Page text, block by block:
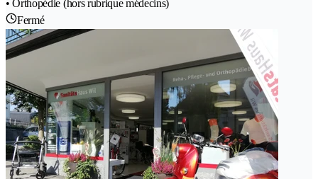
• Orthopédie (hors rubrique médecins)
Fermé